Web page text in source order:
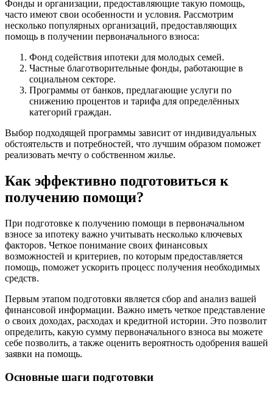
Фонды и организации, предоставляющие такую помощь,
часто имеют свои особенности и условия. Рассмотрим
несколько популярных организаций, предоставляющих
помощь в получении первоначального взноса:
Фонд содействия ипотеки для молодых семей.
Частные благотворительные фонды, работающие в
социальном секторе.
Программы от банков, предлагающие услуги по
снижению процентов и тарифа для определённых
категорий граждан.
Выбор подходящей программы зависит от индивидуальных
обстоятельств и потребностей, что лучшим образом поможет
реализовать мечту о собственном жилье.
Как эффективно подготовиться к
получению помощи?
При подготовке к получению помощи в первоначальном
взносе за ипотеку важно учитывать несколько ключевых
факторов. Четкое понимание своих финансовых
возможностей и критериев, по которым предоставляется
помощь, поможет ускорить процесс получения необходимых
средств.
Первым этапом подготовки является сбор and анализ вашей
финансовой информации. Важно иметь четкое представление
о своих доходах, расходах и кредитной истории. Это позволит
определить, какую сумму первоначального взноса вы можете
себе позволить, а также оценить вероятность одобрения вашей
заявки на помощь.
Основные шаги подготовки